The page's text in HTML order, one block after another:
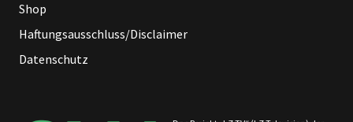
Shop
Haftungsausschluss/Disclaimer
Datenschutz